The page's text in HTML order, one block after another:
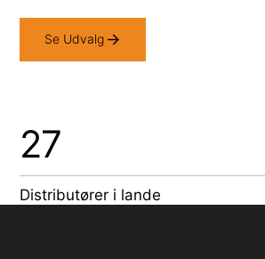
Se Udvalg
27
Distributører i lande